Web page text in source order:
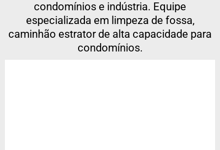
condomínios e indústria. Equipe
especializada em limpeza de fossa,
caminhão estrator de alta capacidade para
condomínios.